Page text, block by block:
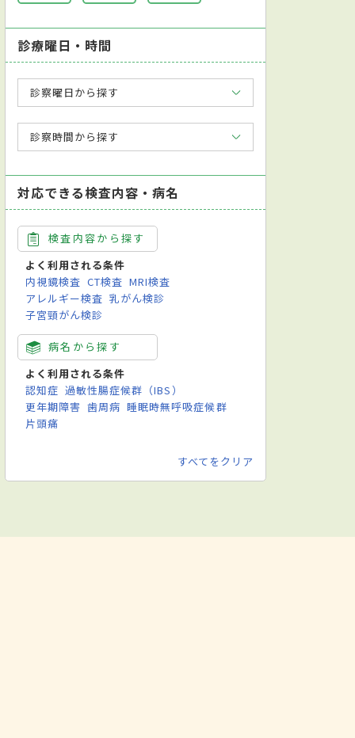
診療曜日・時間
診察曜日から探す
診察時間から探す
対応できる検査内容・病名
検査内容から探す
よく利用される条件
内視鏡検査 CT検査 MRI検査
アレルギー検査 乳がん検診
子宮頸がん検診
病名から探す
よく利用される条件
認知症 過敏性腸症候群（IBS）
更年期障害 歯周病 睡眠時無呼吸症候群
片頭痛
すべてをクリア